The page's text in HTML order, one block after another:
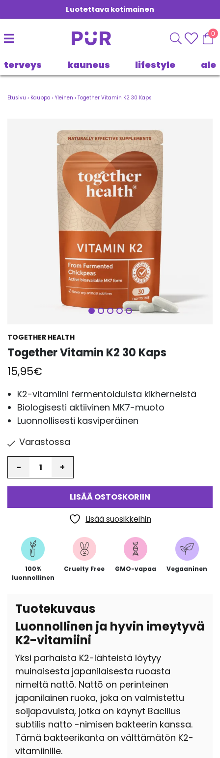
Luotettava kotimainen
0
terveys kauneus lifestyle ale
Etusivu › Kauppa › Yleinen › Together Vitamin K2 30 Kaps
Seuraava
TOGETHER HEALTH
Together Vitamin K2 30 Kaps
15,95€
K2-vitamiini fermentoiduista kikherneistä
Biologisesti aktiivinen MK7-muoto
Luonnollisesti kasviperäinen
Varastossa
LISÄÄ OSTOSKORIIN
Lisää suosikkeihin
100%
luonnollinen
Cruelty Free GMO-vapaa Vegaaninen
Tuotekuvaus
Luonnollinen ja hyvin imeytyvä
K2-vitamiini
Yksi parhaista K2-lähteistä löytyy
muinaisesta japanilaisesta ruoasta
nimeltä nattō. Nattō on perinteinen
japanilainen ruoka, joka on valmistettu
soijapavuista, jotka on käynyt Bacillus
subtilis natto -nimisen bakteerin kanssa.
Tämä bakteerikanta on välttämätön K2-
vitamiinille.